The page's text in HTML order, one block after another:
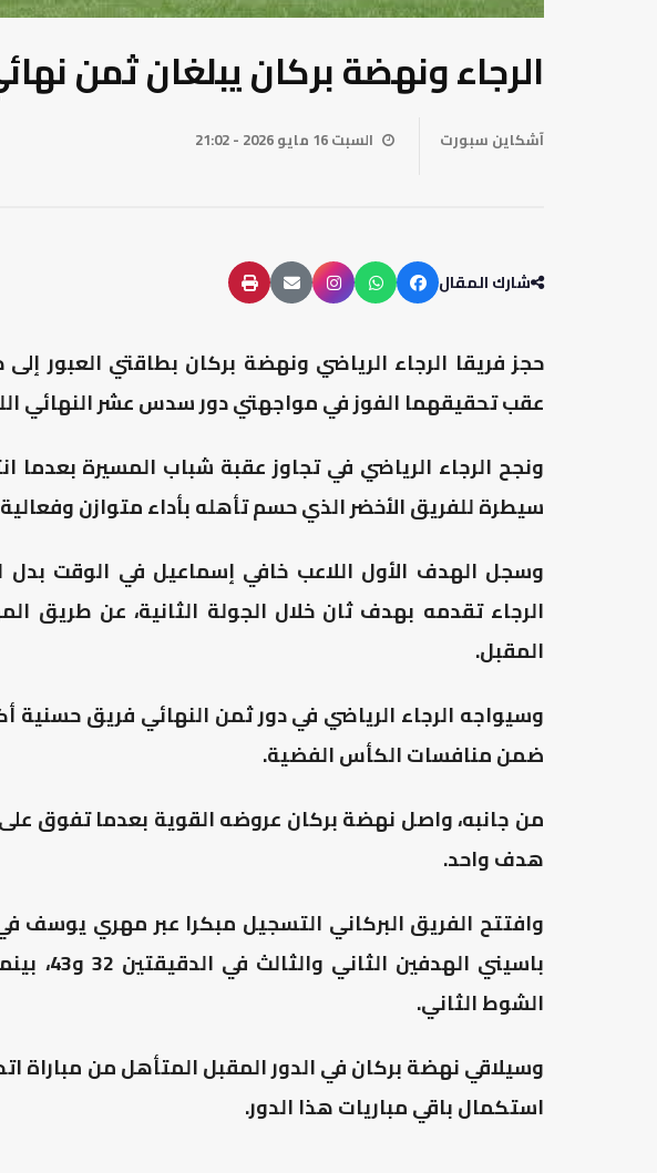
الرجاء ونهضة بركان يبلغان ثمن
آشكاين سبورت السبت 16 مايو 2026 - 21:02
شارك المقال
حجز فريقا الرجاء الرياضي ونهضة بركان بطاقتي العبور
عقب تحقيقهما الفوز في مواجهتي دور سدس عشر النهائي
ونجح الرجاء الرياضي في تجاوز عقبة شباب المسيرة بعدما
سيطرة للفريق الأخضر الذي حسم تأهله بأداء متوازن
وسجل الهدف الأول اللاعب خافي إسماعيل في الوقت بدل
الرجاء تقدمه بهدف ثان خلال الجولة الثانية، عن طريق
المقبل.
وسيواجه الرجاء الرياضي في دور ثمن النهائي فريق حسنية
ضمن منافسات الكأس الفضية.
من جانبه، واصل نهضة بركان عروضه القوية بعدما تفوق
هدف واحد.
باسيني
الشوط الثاني.
وسيلاقي نهضة بركان في الدور المقبل المتأهل من مباراة
استكمال باقي مباريات هذا الدور.